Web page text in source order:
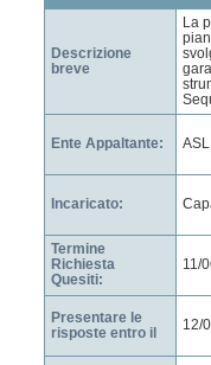
Descrizione
breve
La
Ente Appaltante:
Incaricato:
Termine
Richiesta
Quesiti:
11/
Presentare le
risposte entro il
12/